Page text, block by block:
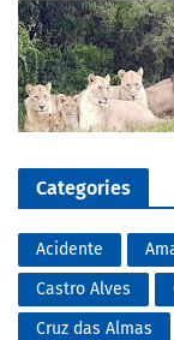
Categories
Acidente
Castro Alves
Cruz das Almas